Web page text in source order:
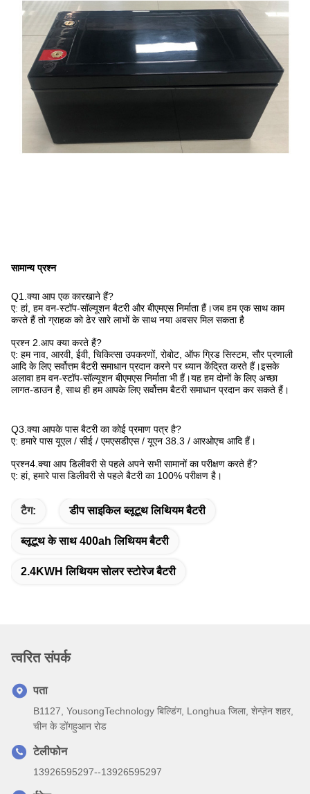
सामान्य प्रश्न
Q1.क्या आप एक कारखाने हैं?
ए: हां, हम वन-स्टॉप-सॉल्यूशन बैटरी और बीएमएस निर्माता हैं।जब हम एक साथ काम
करते हैं तो ग्राहक को ढेर सारे लाभों के साथ नया अवसर मिल सकता है
प्रश्न 2.आप क्या करते हैं?
ए: हम नाव, आरवी, ईवी, चिकित्सा उपकरणों, रोबोट, ऑफ ग्रिड सिस्टम, सौर प्रणाली
आदि के लिए सर्वोत्तम बैटरी समाधान प्रदान करने पर ध्यान केंद्रित करते हैं।इसके
अलावा हम वन-स्टॉप-सॉल्यूशन बीएमएस निर्माता भी हैं।यह हम दोनों के लिए अच्छा
लागत-डाउन है, साथ ही हम आपके लिए सर्वोत्तम बैटरी समाधान प्रदान कर सकते हैं।
Q3.क्या आपके पास बैटरी का कोई प्रमाण पत्र है?
ए: हमारे पास यूएल / सीई / एमएसडीएस / यूएन 38.3 / आरओएच आदि हैं।
प्रश्न4.क्या आप डिलीवरी से पहले अपने सभी सामानों का परीक्षण करते हैं?
ए: हां, हमारे पास डिलीवरी से पहले बैटरी का 100% परीक्षण है।
टैग: डीप साइकिल ब्लूटूथ लिथियम बैटरी
ब्लूटूथ के साथ 400ah लिथियम बैटरी
2.4KWH लिथियम सोलर स्टोरेज बैटरी
त्वरित संपर्क
पता
B1127, YousongTechnology बिल्डिंग, Longhua जिला, शेन्ज़ेन शहर,
चीन के डोंगहुआन रोड
टेलीफोन
13926595297--13926595297